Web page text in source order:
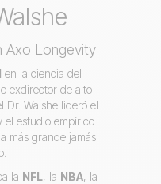
Axo Longevity
en la ciencia del
exdirector de alto
Dr. Walshe lideró el
el estudio empírico
más grande jamás
la NFL, la NBA, la